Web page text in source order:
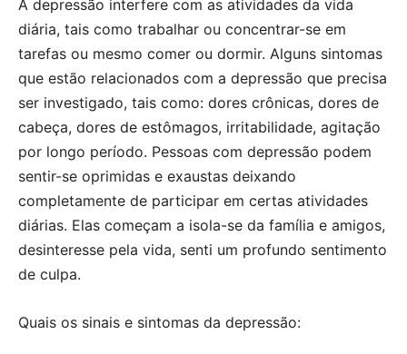
A depressão interfere com as atividades da vida
diária, tais como trabalhar ou concentrar-se em
tarefas ou mesmo comer ou dormir. Alguns sintomas
que estão relacionados com a depressão que precisa
ser investigado, tais como: dores crônicas, dores de
cabeça, dores de estômagos, irritabilidade, agitação
por longo período. Pessoas com depressão podem
sentir-se oprimidas e exaustas deixando
completamente de participar em certas atividades
diárias. Elas começam a isola-se da família e amigos,
desinteresse pela vida, senti um profundo sentimento
de culpa.
Quais os sinais e sintomas da depressão: